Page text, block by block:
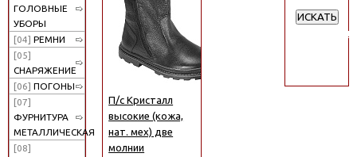
ГОЛОВНЫЕ
УБОРЫ
[04] РЕМНИ
[05]
СНАРЯЖЕНИЕ
[06] ПОГОНЫ
[07]
ФУРНИТУРА
МЕТАЛЛИЧЕСКАЯ
[08]
П/с Кристалл
высокие (кожа,
нат. мех) две
молнии
ИСКАТЬ